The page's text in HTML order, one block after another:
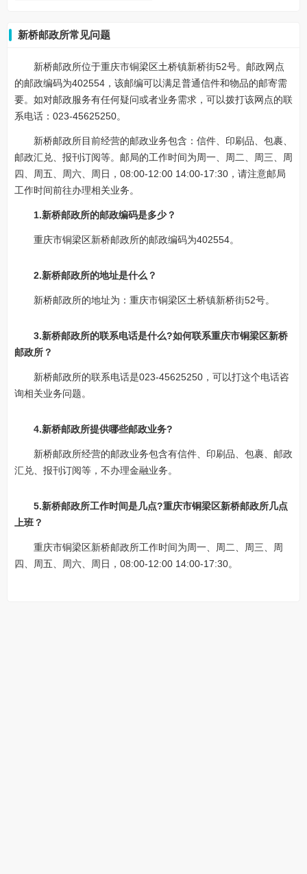
新桥邮政所常见问题
新桥邮政所位于重庆市铜梁区土桥镇新桥街52号。邮政网点
的邮政编码为402554，该邮编可以满足普通信件和物品的邮寄需
要。如对邮政服务有任何疑问或者业务需求，可以拨打该网点的联
系电话：023-45625250。
新桥邮政所目前经营的邮政业务包含：信件、印刷品、包裹、
邮政汇兑、报刊订阅等。邮局的工作时间为周一、周二、周三、周
四、周五、周六、周日，08:00-12:00 14:00-17:30，请注意邮局
工作时间前往办理相关业务。
1.新桥邮政所的邮政编码是多少？
重庆市铜梁区新桥邮政所的邮政编码为402554。
2.新桥邮政所的地址是什么？
新桥邮政所的地址为：重庆市铜梁区土桥镇新桥街52号。
3.新桥邮政所的联系电话是什么?如何联系重庆市铜梁区新桥
邮政所？
新桥邮政所的联系电话是023-45625250，可以打这个电话咨
询相关业务问题。
4.新桥邮政所提供哪些邮政业务?
新桥邮政所经营的邮政业务包含有信件、印刷品、包裹、邮政
汇兑、报刊订阅等，不办理金融业务。
5.新桥邮政所工作时间是几点?重庆市铜梁区新桥邮政所几点
上班？
重庆市铜梁区新桥邮政所工作时间为周一、周二、周三、周
四、周五、周六、周日，08:00-12:00 14:00-17:30。